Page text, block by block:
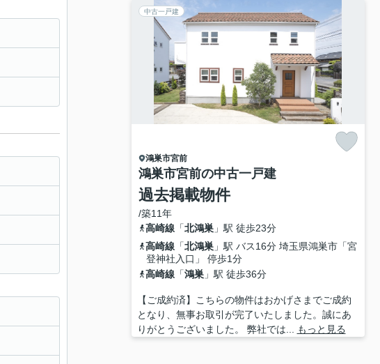
中古一戸建
鴻巣市宮前
鴻巣市宮前の中古一戸建
過去掲載物件
/築11年
高崎線「北鴻巣」駅 徒歩23分
高崎線「北鴻巣」駅 バス16分 埼玉県鴻巣市「宮
登神社入口」 停歩1分
高崎線「鴻巣」駅 徒歩36分
【ご成約済】こちらの物件はおかげさまでご成約
となり、無事お取引が完了いたしました。誠にあ
りがとうございました。 弊社では...
もっと見る